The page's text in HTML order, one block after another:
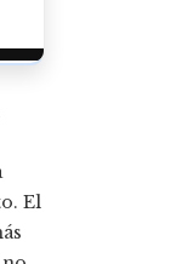
El